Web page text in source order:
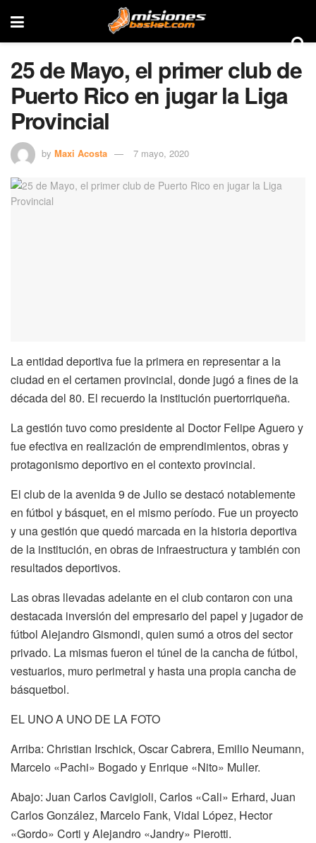
25 de Mayo, el primer club de
Puerto Rico en jugar la Liga
Provincial
by Maxi Acosta 7 mayo, 2020
La entidad deportiva fue la primera en representar a la
ciudad en el certamen provincial, donde jugó a fines de la
década del 80. El recuerdo la institución puertorriqueña.
La gestión tuvo como presidente al Doctor Felipe Aguero y
fue efectiva en realización de emprendimientos, obras y
protagonismo deportivo en el contexto provincial.
El club de la avenida 9 de Julio se destacó notablemente
en fútbol y básquet, en el mismo período. Fue un proyecto
y una gestión que quedó marcada en la historia deportiva
de la institución, en obras de infraestructura y también con
resultados deportivos.
Las obras llevadas adelante en el club contaron con una
destacada inversión del empresario del papel y jugador de
fútbol Alejandro Gismondi, quien sumó a otros del sector
privado. La mismas fueron el túnel de la cancha de fútbol,
vestuarios, muro perimetral y hasta una propia cancha de
básquetbol.
EL UNO A UNO DE LA FOTO
Arriba: Christian Irschick, Oscar Cabrera, Emilio Neumann,
Marcelo «Pachi» Bogado y Enrique «Nito» Muller.
Abajo: Juan Carlos Cavigioli, Carlos «Cali» Erhard, Juan
Carlos González, Marcelo Fank, Vidal López, Hector
«Gordo» Corti y Alejandro «Jandry» Pierotti.